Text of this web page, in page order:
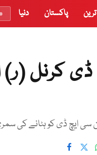
ترین پاکستان دنیا
ڈی کرنل
سی ایچ ڈی کو ہٹانے کی